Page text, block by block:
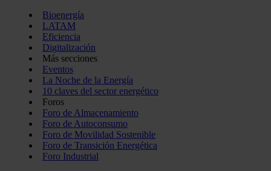
Bioenergía
LATAM
Eficiencia
Digitalización
Más secciones
Eventos
La Noche de la Energía
10 claves del sector energético
Foros
Foro de Almacenamiento
Foro de Autoconsumo
Foro de Movilidad Sostenible
Foro de Transición Energética
Foro Industrial